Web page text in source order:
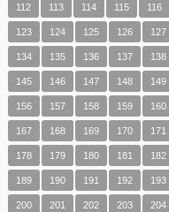
112 113 114 115 116
123 124 125 126 127
134 135 136 137 138
145 146 147 148 149
156 157 158 159 160
167 168 169 170 171
178 179 180 181 182
189 190 191 192 193
200 201 202 203 204